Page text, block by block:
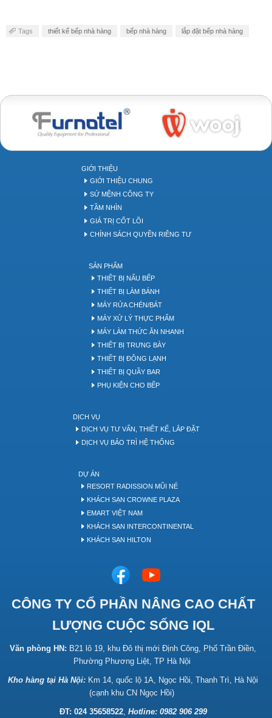
Tags thiết kế bếp nhà hàng bếp nhà hàng lắp đặt bếp nhà hàng
GIỚI THIỆU
GIỚI THIỆU CHUNG
SỨ MỆNH CÔNG TY
TẦM NHÌN
GIÁ TRỊ CỐT LÕI
CHÍNH SÁCH QUYỀN RIÊNG TƯ
SẢN PHẨM
THIẾT BỊ NẤU BẾP
THIẾT BỊ LÀM BÁNH
MÁY RỬA CHÉN/BÁT
MÁY XỬ LÝ THỰC PHẨM
MÁY LÀM THỨC ĂN NHANH
THIẾT BỊ TRƯNG BÀY
THIẾT BỊ ĐÔNG LẠNH
THIẾT BỊ QUẦY BAR
PHỤ KIỆN CHO BẾP
DỊCH VỤ
DỊCH VỤ TƯ VẤN, THIẾT KẾ, LẮP ĐẶT
DỊCH VỤ BẢO TRÌ HỆ THỐNG
DỰ ÁN
RESORT RADISSION MŨI NÉ
KHÁCH SẠN CROWNE PLAZA
EMART VIỆT NAM
KHÁCH SẠN INTERCONTINENTAL
KHÁCH SẠN HILTON
CÔNG TY CỔ PHẦN NÂNG CAO CHẤT
LƯỢNG CUỘC SỐNG IQL
Văn phòng HN: B21 lô 19, khu Đô thị mới Định Công, Phố Trần Điền,
Phường Phương Liệt, TP Hà Nội
Kho hàng tại Hà Nội: Km 14, quốc lộ 1A, Ngọc Hồi, Thanh Trì, Hà Nội
(cạnh khu CN Ngọc Hồi)
ĐT: 024 35658522, Hotline: 0982 906 299